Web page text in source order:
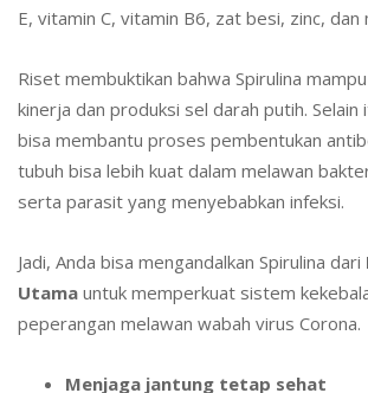
E, vitamin C, vitamin B6, zat besi, zinc, dan
Riset membuktikan bahwa Spirulina
kinerja dan produksi sel darah putih. Selain
bisa membantu proses pembentukan
tubuh bisa lebih kuat dalam melawan
serta parasit yang menyebabkan infeksi.
Jadi, Anda bisa mengandalkan Spirulina dari
Utama untuk memperkuat sistem
peperangan melawan wabah virus Corona.
Menjaga jantung tetap sehat